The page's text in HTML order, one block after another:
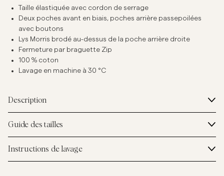
Taille élastiquée avec cordon de serrage
Deux poches avant en biais, poches arrière passepoilées
avec boutons
Lys Morris brodé au-dessus de la poche arrière droite
Fermeture par braguette Zip
100 % coton
Lavage en machine à 30 °C
Description
Guide des tailles
Instructions de lavage